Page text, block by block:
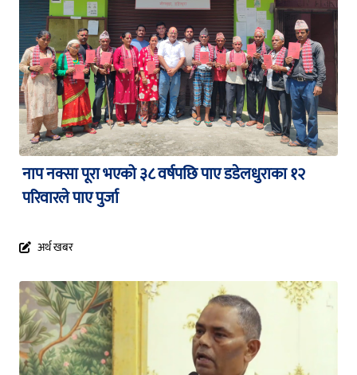
नाप नक्सा पूरा भएको ३८ वर्षपछि पाए डडेलधुराका १२
परिवारले पाए पुर्जा
अर्थ खबर